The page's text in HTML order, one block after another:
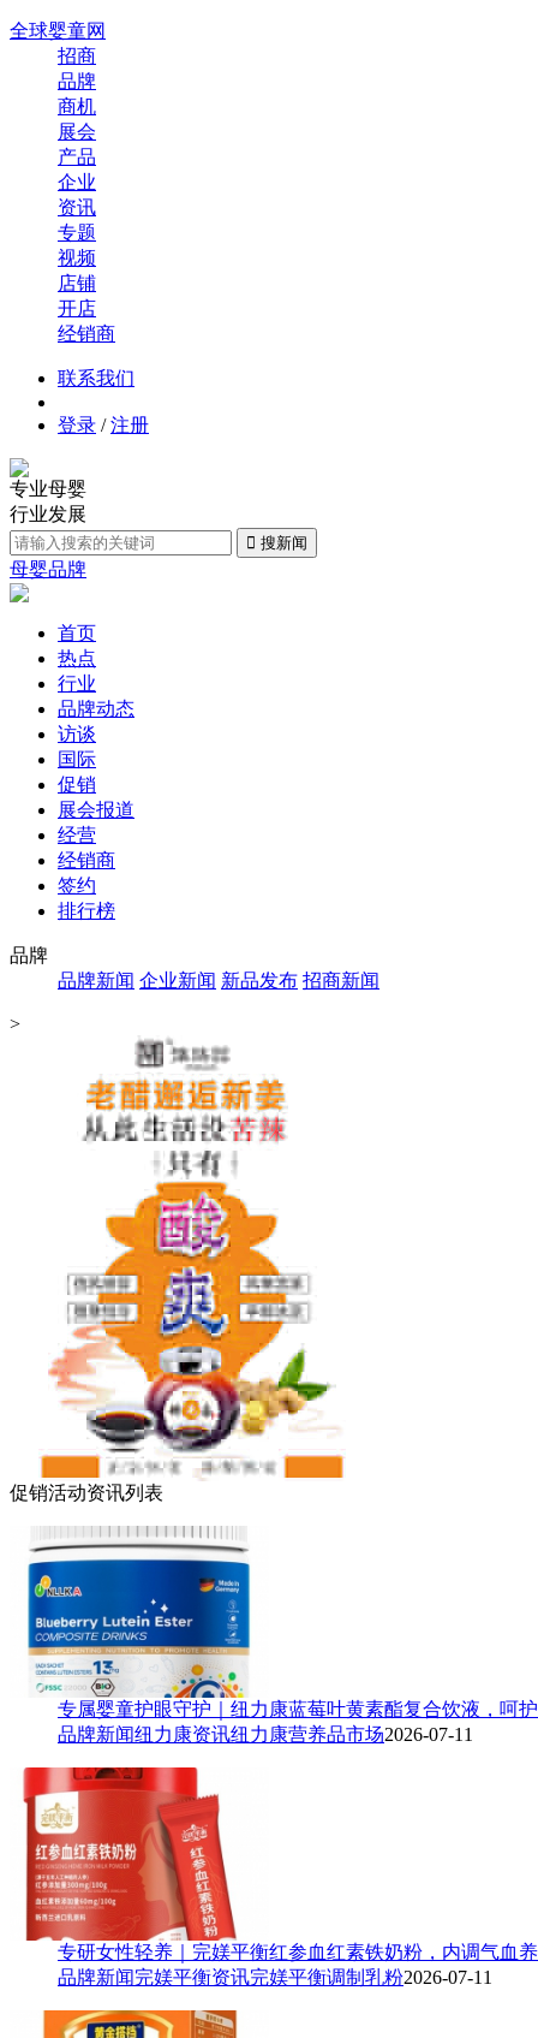
全球婴童网
招商
品牌
商机
展会
产品
企业
资讯
专题
视频
店铺
开店
经销商
联系我们
登录 /注册
专业母婴
行业发展
母婴品牌
首页
热点
行业
品牌动态
访谈
国际
促销
展会报道
经营
经销商
签约
排行榜
品牌
品牌新闻 企业新闻 新品发布 招商新闻
>
促销活动资讯列表
专属婴童护眼守护｜纽力康蓝莓叶黄素酯复合饮液，呵
品牌新闻纽力康资讯纽力康营养品市场2026-07-11
专研女性轻养｜完媄平衡红参血红素铁奶粉，内调气血
品牌新闻完媄平衡资讯完媄平衡调制乳粉2026-07-11